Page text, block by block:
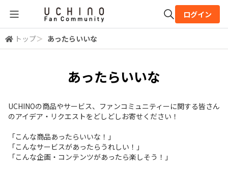
全体検索
ログイン
トップ＞ あったらいいな
あったらいいな
UCHINOの商品やサービス、ファンコミュニティーに関する皆さん
のアイデア・リクエストをどしどしお寄せください！
「こんな商品あったらいいな！」
「こんなサービスがあったらうれしい！」
「こんな企画・コンテンツがあったら楽しそう！」